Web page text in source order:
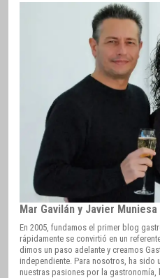
Mar Gavilán y Javier Muniesa
En 2005, fundamos el primer blog
rápidamente se convirtió en un
dimos un paso adelante y creamos
independiente. Para nosotros, ha sido
nuestras pasiones por la